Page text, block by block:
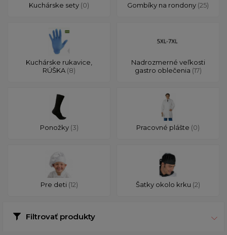
Kuchárske sety (0) Gombíky na rondony (25)
Kuchárske rukavice,
RÚŠKA (8)
Nadrozmerné veľkosti
gastro oblečenia (17)
Ponožky (3) Pracovné plášte (0)
Pre deti (12) Šatky okolo krku (2)
Filtrovať produkty